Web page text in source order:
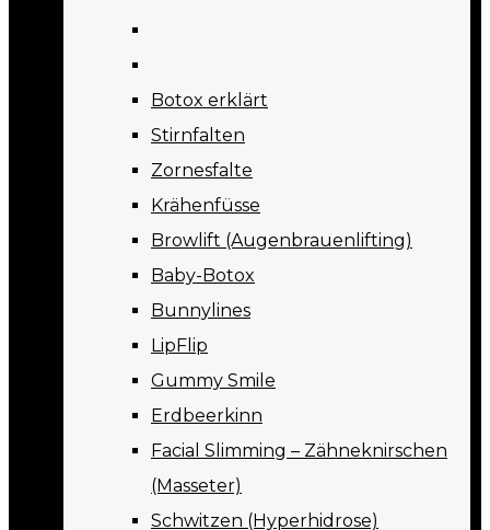
Botox erklärt
Stirnfalten
Zornesfalte
Krähenfüsse
Browlift (Augenbrauenlifting)
Baby-Botox
Bunnylines
LipFlip
Gummy Smile
Erdbeerkinn
Facial Slimming – Zähneknirschen
(Masseter)
Schwitzen (Hyperhidrose)